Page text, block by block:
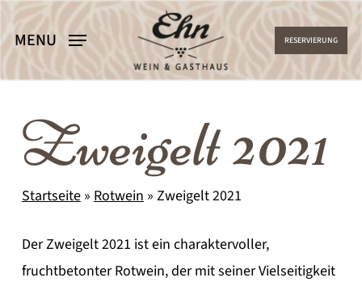
to
RESERVIERUNG
MENU
Zweigelt 2021
Startseite»Rotwein» Zweigelt 2021
Der Zweigelt 2021 ist ein charaktervoller,
fruchtbetonter Rotwein, der mit seiner Vielseitigkeit